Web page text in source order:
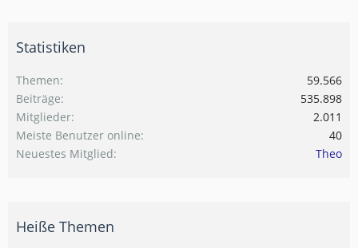
Statistiken
Themen
59.566
Beiträge
535.898
Mitglieder
2.011
Meiste Benutzer online
40
Neuestes Mitglied
Theo
Heiße Themen